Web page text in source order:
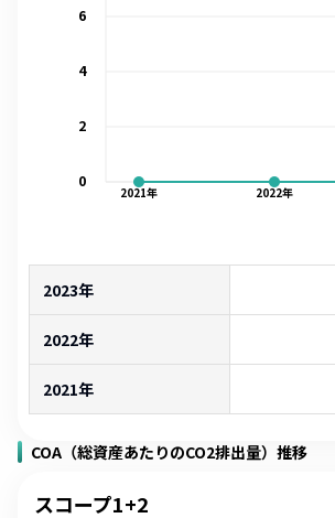
2021年 2022年
0
2
4
6
2023年
2022年
2021年
COA（総資産あたりのCO2排出量）推移
スコープ1+2